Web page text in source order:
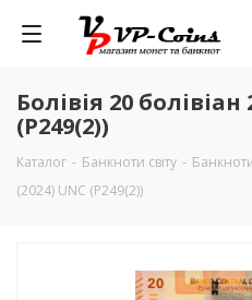
Болівія 20 болівіан
(P249(2))
Каталог - Банкноти світу -
(2024) UNC (P249(2))